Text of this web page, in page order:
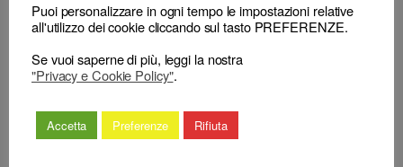
di clientela: vietato
offrire prestazioni
professionali
“personalizzate” non
richieste
Procedimento penale – Autonomia –
Reato – Estinzione per prescrizione del
procedimento penale – Irrilevanza
relativamente alla responsabilità
disciplinare.
Puoi personalizzare in ogni tempo le impostazioni relative
all'utilizzo dei cookie cliccando sul tasto PREFERENZE.
Se vuoi saperne di più, leggi la nostra
"Privacy e Cookie Policy".
Accetta Preferenze Rifiuta